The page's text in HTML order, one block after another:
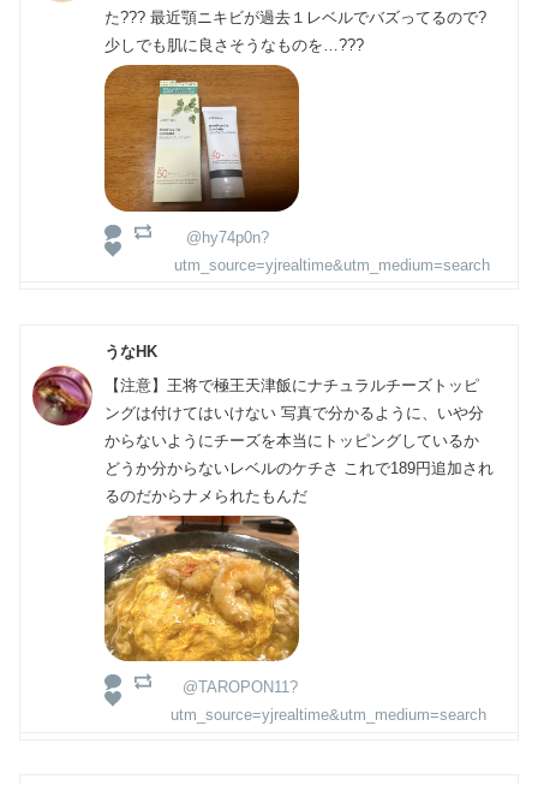
た??? 最近顎ニキビが過去１レベルでバズってるので?
少しでも肌に良さそうなものを…???
@hy74p0n?
utm_source=yjrealtime&utm_medium=search
うなHK
【注意】王将で極王天津飯にナチュラルチーズトッピ
ングは付けてはいけない 写真で分かるように、いや分
からないようにチーズを本当にトッピングしているか
どうか分からないレベルのケチさ これで189円追加され
るのだからナメられたもんだ
@TAROPON11?
utm_source=yjrealtime&utm_medium=search